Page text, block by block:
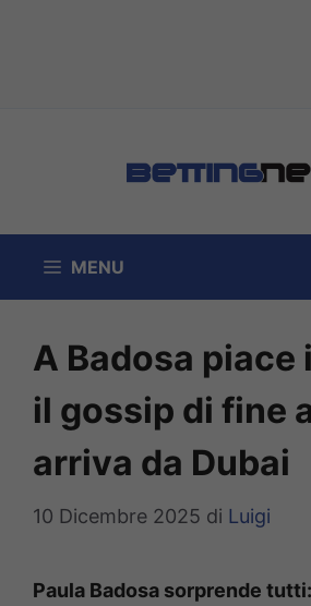
MENU
A Badosa piace
il gossip di fine
arriva da Dubai
10 Dicembre 2025 di Luigi
Paula Badosa sorprende